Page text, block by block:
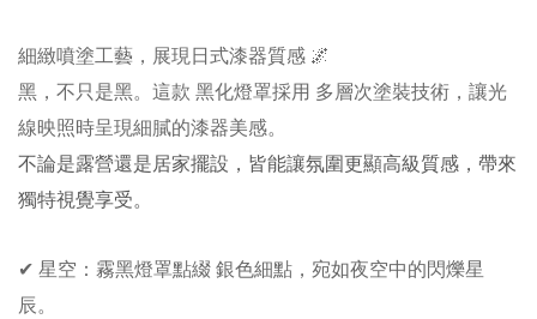
細緻噴塗工藝，展現日式漆器質感 🌌
黑，不只是黑。這款 黑化燈罩採用 多層次塗裝技術，讓光
線映照時呈現細膩的漆器美感。
不論是露營還是居家擺設，皆能讓氛圍更顯高級質感，帶來
獨特視覺享受。
✔ 星空：霧黑燈罩點綴 銀色細點，宛如夜空中的閃爍星
辰。